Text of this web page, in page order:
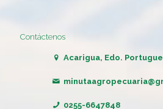
Contáctenos
Acarigua, Edo.
0255-6647848